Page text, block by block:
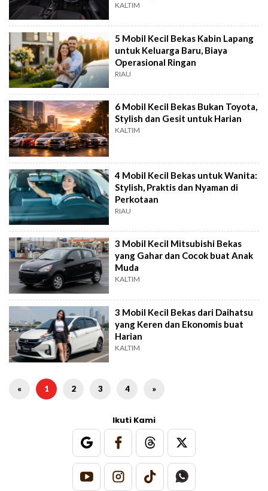
KALTIM
5 Mobil Kecil Bekas Kabin Lapang
untuk Keluarga Baru, Biaya
Operasional Ringan
RIAU
6 Mobil Kecil Bekas Bukan Toyota,
Stylish dan Gesit untuk Harian
KALTIM
4 Mobil Kecil Bekas untuk Wanita:
Stylish, Praktis dan Nyaman di
Perkotaan
RIAU
3 Mobil Kecil Mitsubishi Bekas
yang Gahar dan Cocok buat Anak
Muda
KALTIM
3 Mobil Kecil Bekas dari Daihatsu
yang Keren dan Ekonomis buat
Harian
KALTIM
« 1 2 3 4 »
Ikuti Kami